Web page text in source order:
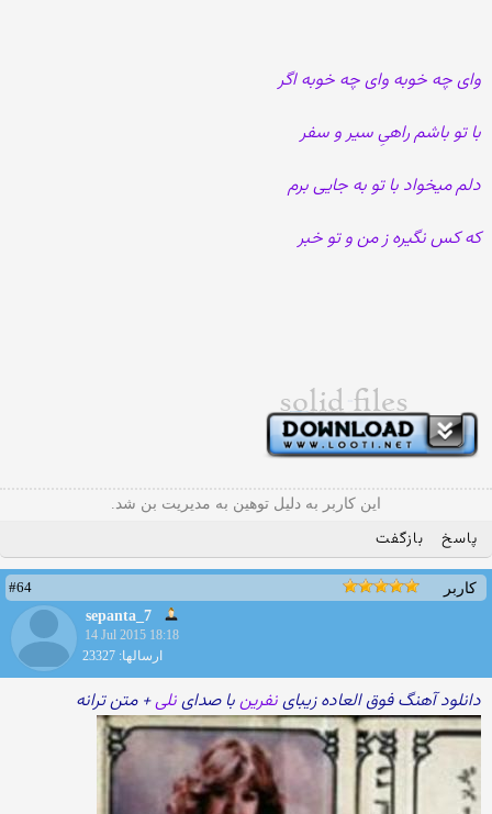
وای چه خوبه وای چه خوبه اگر
با تو باشم راهیِ سیر و سفر
دلم میخواد با تو به جایی برم
که کس نگیره ز من و تو خبر
این کاربر به دلیل توهین به مدیریت بن شد.
پاسخ بازگفت
کاربر
#64
sepanta_7
14 Jul 2015 18:18
ارسالها: 23327
دانلود آهنگ فوق العاده زیباینفرینبا صداینلی+ متن ترانه